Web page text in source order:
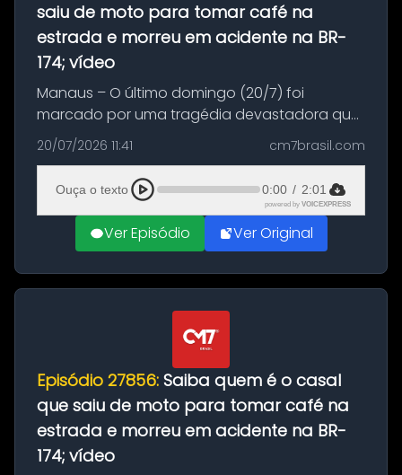
saiu de moto para tomar café na
estrada e morreu em acidente na BR-
174; vídeo
Manaus – O último domingo (20/7) foi
marcado por uma tragédia devastadora que
resultou na morte precoce de dois jovens na
BR-174, na zona rural de Manaus. Um passeio
com destino a um típico café regio...
20/07/2026 11:41 cm7brasil.com
Ouça o texto 0:00 / 2:01
powered by VOICEXPRESS
Ver Episódio Ver Original
Episódio 27856: Saiba quem é o casal
que saiu de moto para tomar café na
estrada e morreu em acidente na BR-
174; vídeo